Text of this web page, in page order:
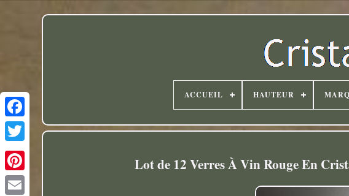
Twitter
ACCUEIL HAUTEUR
Lot de 12 Verres À Vin Rouge En